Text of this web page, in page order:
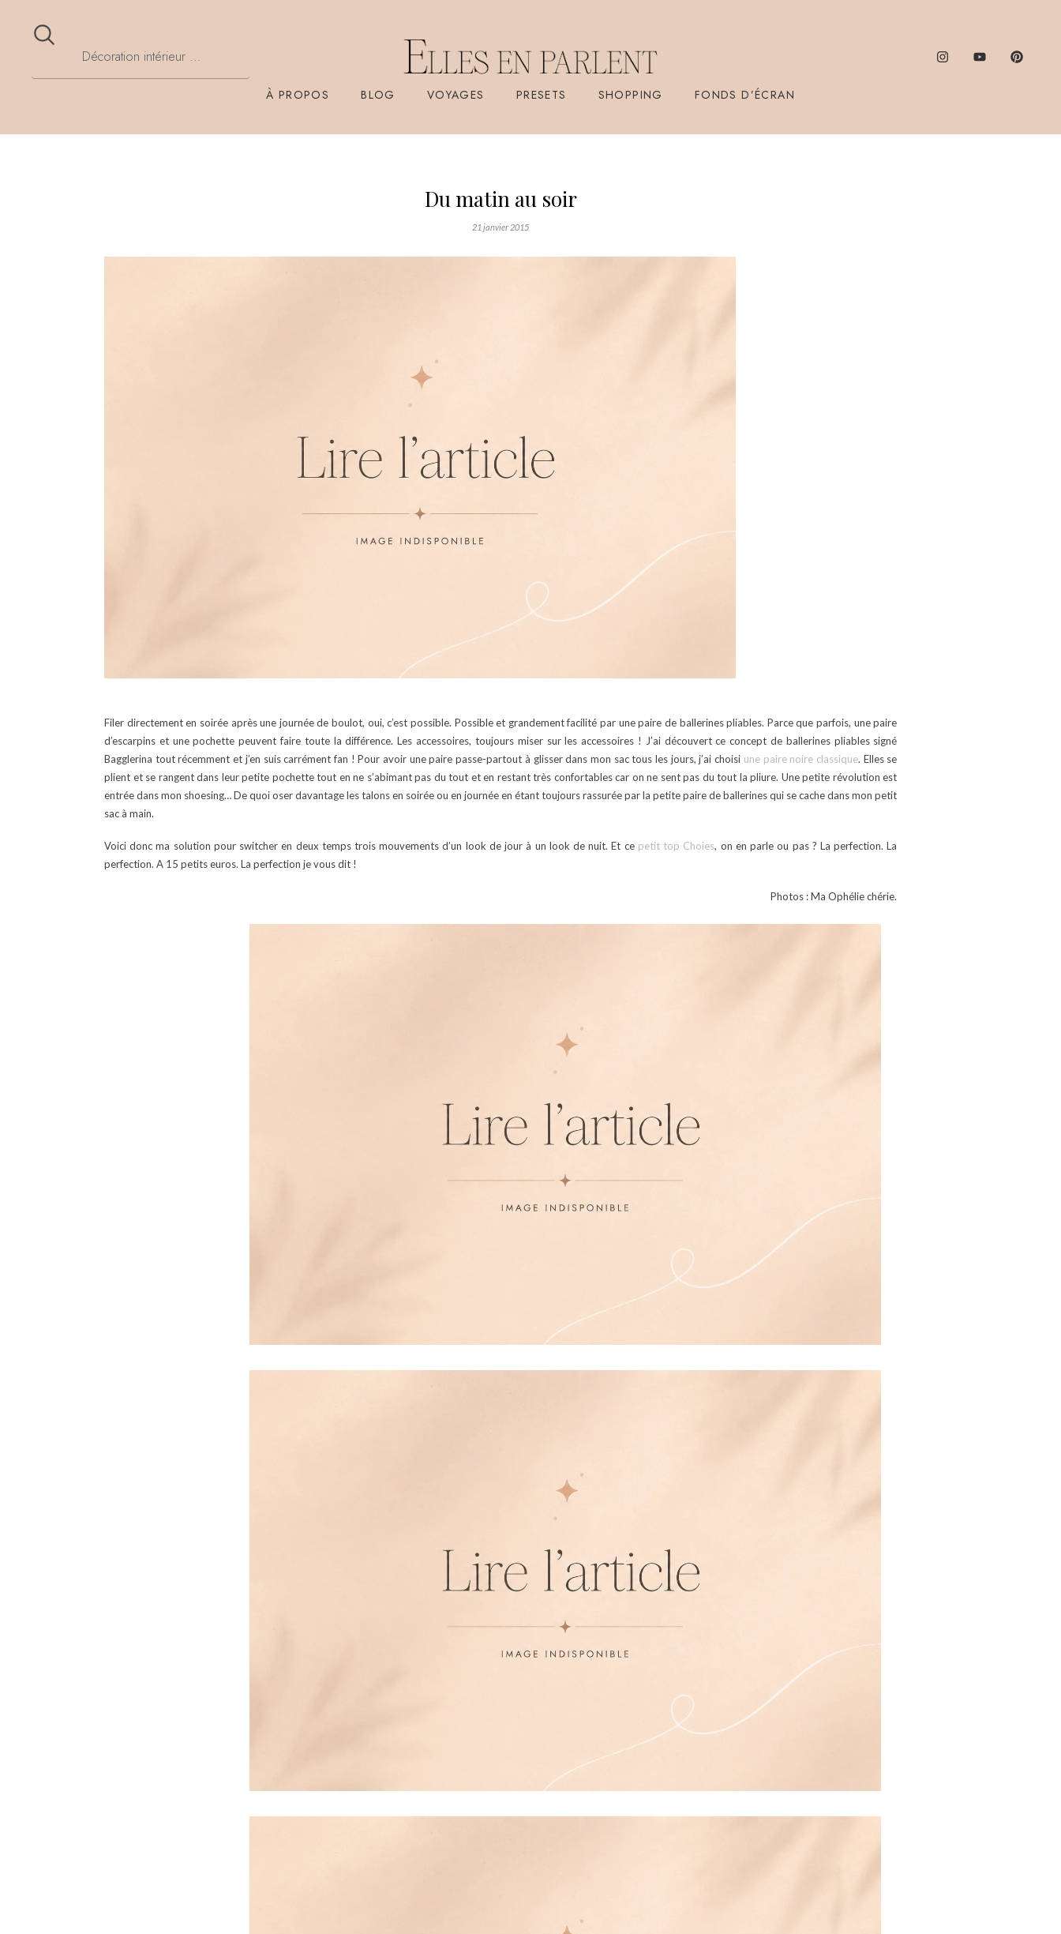
À PROPOS BLOG VOYAGES PRESETS SHOPPING FONDS D’ÉCRAN
Du matin au soir
21 janvier 2015
Filer directement en soirée après une journée de boulot, oui, c’est possible. Possible et grandement facilité par une paire de ballerines pliables. Parce que parfois, une paire
d’escarpins et une pochette peuvent faire toute la différence. Les accessoires, toujours miser sur les accessoires ! J’ai découvert ce concept de ballerines pliables signé
Bagglerina tout récemment et j’en suis carrément fan ! Pour avoir une paire passe-partout à glisser dans mon sac tous les jours, j’ai choisi une paire noire classique. Elles se
plient et se rangent dans leur petite pochette tout en ne s’abimant pas du tout et en restant très confortables car on ne sent pas du tout la pliure. Une petite révolution est
entrée dans mon shoesing… De quoi oser davantage les talons en soirée ou en journée en étant toujours rassurée par la petite paire de ballerines qui se cache dans mon petit
sac à main.
Voici donc ma solution pour switcher en deux temps trois mouvements d’un look de jour à un look de nuit. Et ce petit top Choies, on en parle ou pas ? La perfection. La
perfection. A 15 petits euros. La perfection je vous dit !
Photos : Ma Ophélie chérie.